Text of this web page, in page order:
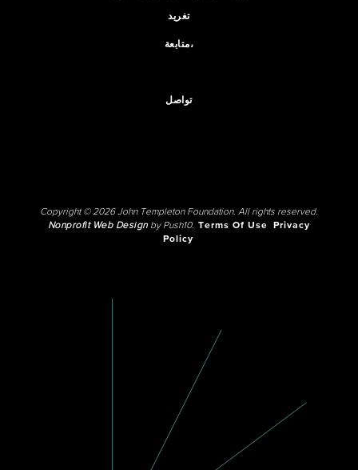
تغريد
متابعة،
تواصل
Copyright © 2026 John Templeton Foundation. All rights reserved.
Nonprofit Web Designby Push10. Terms Of Use
Privacy
Policy